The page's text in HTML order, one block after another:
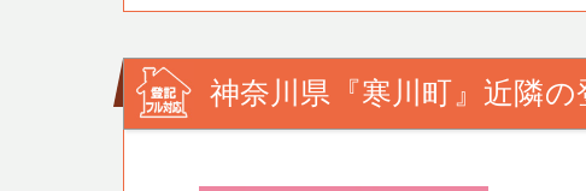
神奈川県『寒川町』近隣